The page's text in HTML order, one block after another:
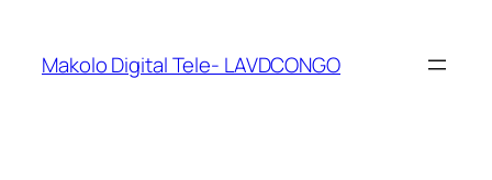
Makolo Digital Tele- LAVDCONGO